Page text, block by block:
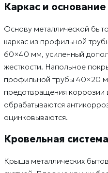
Каркас и основание
Основу металлической
каркас из профильной
60×40 мм, усиленный
жесткости. Напольное
профильной трубы 40×20
предотвращения коррозии
обрабатываются
оцинковываются.
Кровельная система
Крыша металлических